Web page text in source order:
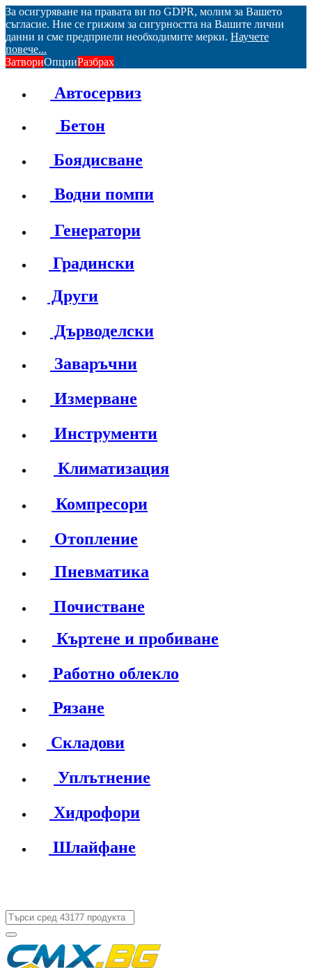
За осигуряване на правата ви по GDPR, молим за Вашето
съгласие. Ние се грижим за сигурността на Вашите лични
данни и сме предприели необходимите мерки. Научете
повече...
ЗатвориОпцииРазбрах
Автосервиз
Бетон
Боядисване
Водни помпи
Генератори
Градински
Други
Дърводелски
Заваръчни
Измерване
Инструменти
Климатизация
Компресори
Отопление
Пневматика
Почистване
Къртене и пробиване
Работно облекло
Рязане
Складови
Уплътнение
Хидрофори
Шлайфане